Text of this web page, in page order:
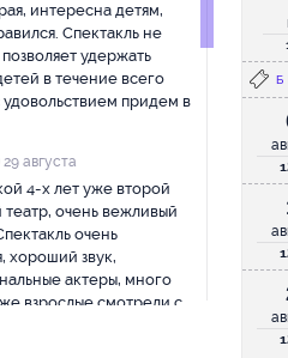
интересна детям,
Спектакль не
позволяет удержать
в течение всего
удовольствием придем в
августа
4-х лет уже второй
театр, очень вежливый
очень
хороший звук,
актеры, много
взрослые смотрели с